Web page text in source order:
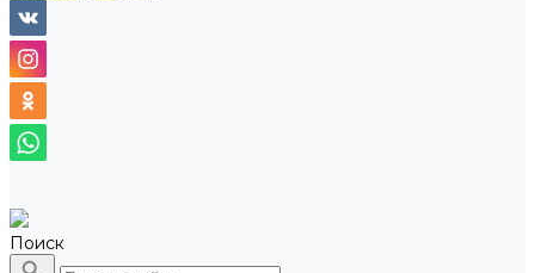
Поиск